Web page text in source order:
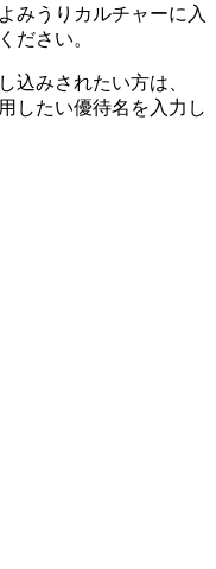
みうりカルチャーに入
ださい。
込みされたい方は、
したい優待名を入力し